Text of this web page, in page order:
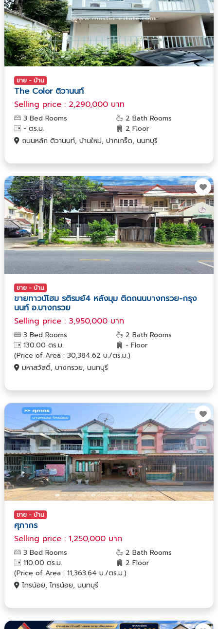
ขาย - บ้าน
The Color ติวานนท์
Selling price : 2,290,000 บาท
3 Bed Rooms
2 Bath Rooms
- ตร.ม.
2 Floor
ถนนหลัก ติวานนท์, บ้านใหม่, ปากเกร็ด, นนทบุรี
ขาย - บ้าน
ขายทาวน์โฮม รติรมย์4 หลังมุม ติดถนนบางกรวย-กรุง
นนท์ อ.บางกรวย
Selling price : 3,950,000 บาท
3 Bed Rooms
2 Bath Rooms
130.00 ตร.ม.
- Floor
(Price of Area : 30,384.62 บ./ตร.ม.)
มหาสวัสดิ์, บางกรวย, นนทบุรี
ขาย - บ้าน
ศุภากร
Selling price : 1,250,000 บาท
3 Bed Rooms
2 Bath Rooms
110.00 ตร.ม.
2 Floor
(Price of Area : 11,363.64 บ./ตร.ม.)
ไทรน้อย, ไทรน้อย, นนทบุรี